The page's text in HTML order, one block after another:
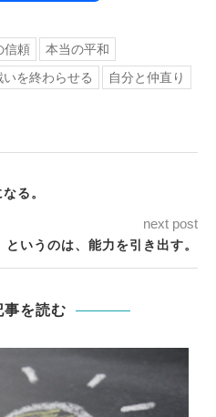
信頼
本当の平和
いを終わらせる
自分と仲直り
る。
next post
というのは、能力を引き出す。
事を読む